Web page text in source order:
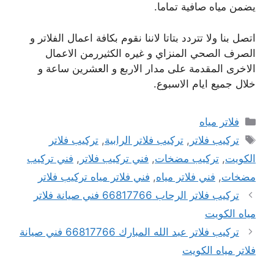
يضمن مياه صافية تماما.
اتصل بنا ولا تتردد بتاتا لاننا نقوم بكافة اعمال الفلاتر و
الصرف الصحي المنزاي و غيره الكثيررمن الاعمال
الاخرى المقدمة على مدار الاربع و العشرين ساعة و
خلال جميع ايام الاسبوع.
التصنيفات
فلاتر مياه
الوسوم
تركيب فلاتر ,تركيب فلاتر الرابية,تركيب فلاتر
الكويت, تركيب مضخات, فني تركيب فلاتر , فني تركيب
مضخات, فني فلاتر مياه, فني فلاتر مياه تركيب فلاتر
تركيب فلاتر الرحاب 66817766 فني صيانة فلاتر
مياه الكويت
تركيب فلاتر عبد الله المبارك 66817766 فني صيانة
فلاتر مياه الكويت